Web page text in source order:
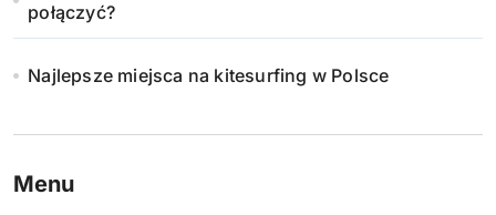
połączyć?
Najlepsze miejsca na kitesurfing w Polsce
Menu